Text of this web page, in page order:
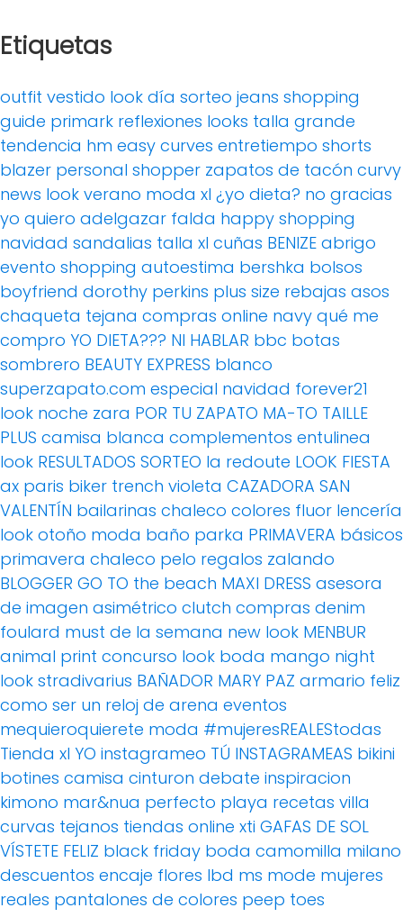
Etiquetas
outfit vestido look día sorteo jeans shopping
guide primark reflexiones looks talla grande
tendencia hm easy curves entretiempo shorts
blazer personal shopper zapatos de tacón curvy
news look verano moda xl ¿yo dieta? no gracias
yo quiero adelgazar falda happy shopping
navidad sandalias talla xl cuñas BENIZE abrigo
evento shopping autoestima bershka bolsos
boyfriend dorothy perkins plus size rebajas asos
chaqueta tejana compras online navy qué me
compro YO DIETA??? NI HABLAR bbc botas
sombrero BEAUTY EXPRESS blanco
superzapato.com especial navidad forever21
look noche zara POR TU ZAPATO MA-TO TAILLE
PLUS camisa blanca complementos entulinea
look RESULTADOS SORTEO la redoute LOOK FIESTA
ax paris biker trench violeta CAZADORA SAN
VALENTÍN bailarinas chaleco colores fluor lencería
look otoño moda baño parka PRIMAVERA básicos
primavera chaleco pelo regalos zalando
BLOGGER GO TO the beach MAXI DRESS asesora
de imagen asimétrico clutch compras denim
foulard must de la semana new look MENBUR
animal print concurso look boda mango night
look stradivarius BAÑADOR MARY PAZ armario feliz
como ser un reloj de arena eventos
mequieroquierete moda #mujeresREALEStodas
Tienda xl YO instagrameo TÚ INSTAGRAMEAS bikini
botines camisa cinturon debate inspiracion
kimono mar&nua perfecto playa recetas villa
curvas tejanos tiendas online xti GAFAS DE SOL
VÍSTETE FELIZ black friday boda camomilla milano
descuentos encaje flores lbd ms mode mujeres
reales pantalones de colores peep toes